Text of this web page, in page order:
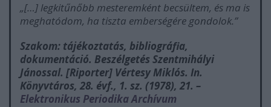
„[…] legkitűnőbb mesteremként becsültem, és ma is
meghatódom, ha tiszta emberségére gondolok.”
Szakom: tájékoztatás, bibliográfia,
dokumentáció. Beszélgetés Szentmihályi
Jánossal. [Riporter] Vértesy Miklós. In.
Könyvtáros, 28. évf., 1. sz. (1978), 21. –
Elektronikus Periodika Archívum